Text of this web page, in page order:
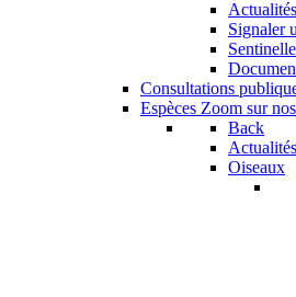
Signaler
Consultations
Espèces Zoom sur
Back
Oiseaux